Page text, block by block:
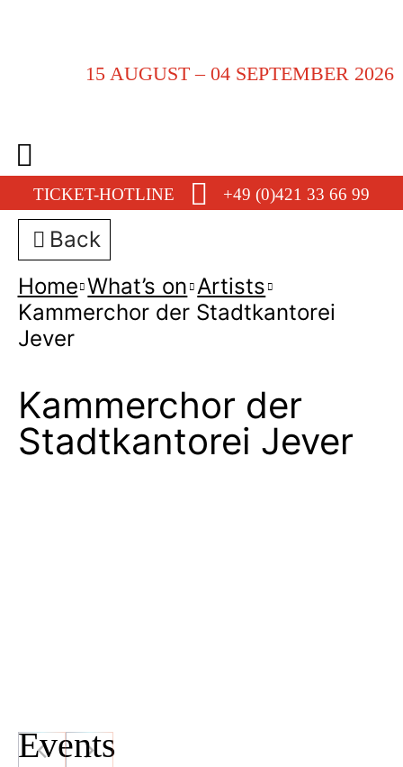
15 AUGUST – 04 SEPTEMBER 2026
TICKET-HOTLINE +49 (0)421 33 66 99
Back
Home What’s on Artists
Kammerchor der Stadtkantorei
Jever
Kammerchor der
Stadtkantorei Jever
Events